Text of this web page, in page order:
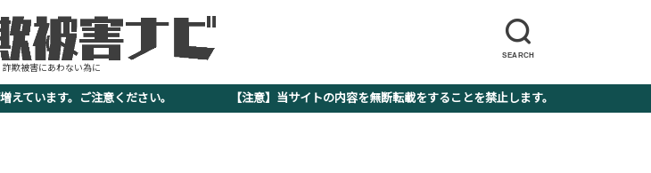
SEARCH
詐欺被害にあわない為に
増えています。ご注意ください。 【注意】当サイトの内容を無断転載をすることを禁止します。